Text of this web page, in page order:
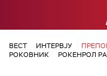
ВЕСТ ИНТЕРВЈУ
РОКОВНИК
РОКЕНРОЛ